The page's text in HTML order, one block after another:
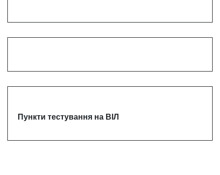
Пункти тестування на ВІЛ